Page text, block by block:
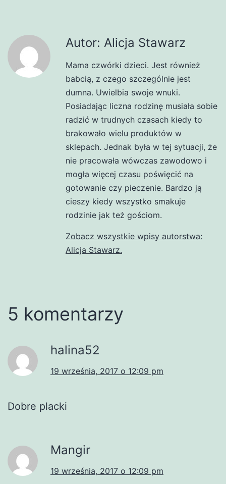
Autor: Alicja Stawarz
Mama czwórki dzieci. Jest również
babcią, z czego szczególnie jest
dumna. Uwielbia swoje wnuki.
Posiadając liczna rodzinę musiała sobie
radzić w trudnych czasach kiedy to
brakowało wielu produktów w
sklepach. Jednak była w tej sytuacji, że
nie pracowała wówczas zawodowo i
mogła więcej czasu poświęcić na
gotowanie czy pieczenie. Bardzo ją
cieszy kiedy wszystko smakuje
rodzinie jak też gościom.
Zobacz wszystkie wpisy autorstwa:
Alicja Stawarz.
5 komentarzy
halina52
19 września, 2017 o 12:09 pm
Dobre placki
Mangir
19 września, 2017 o 12:09 pm